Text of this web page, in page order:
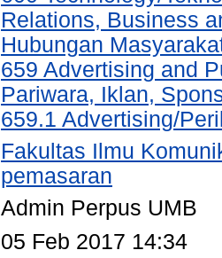
Relations, Business
Hubungan
659 Advertising and
Pariwara, Iklan,
659.1 Advertising/
Fakultas Ilmu
pemasaran
Admin Perpus UMB
05 Feb 2017 14:34